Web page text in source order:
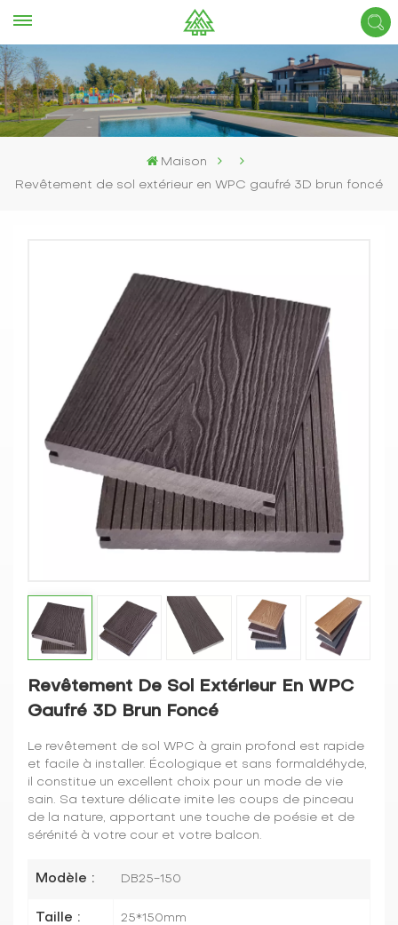
Maison
Revêtement de sol extérieur en WPC gaufré 3D brun foncé
Revêtement De Sol Extérieur En WPC
Gaufré 3D Brun Foncé
Le revêtement de sol WPC à grain profond est rapide
et facile à installer. Écologique et sans formaldéhyde,
il constitue un excellent choix pour un mode de vie
sain. Sa texture délicate imite les coups de pinceau
de la nature, apportant une touche de poésie et de
sérénité à votre cour et votre balcon.
Modèle : DB25-150
Taille : 25*150mm